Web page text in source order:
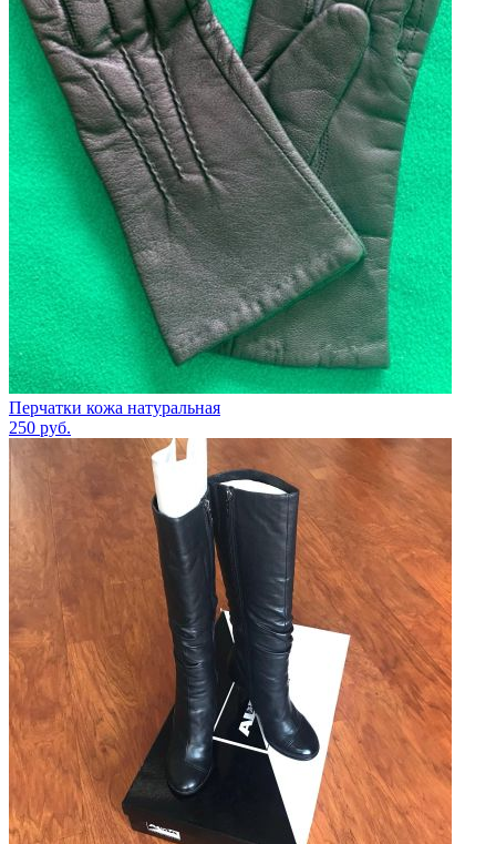
Перчатки кожа натуральная
250 руб.